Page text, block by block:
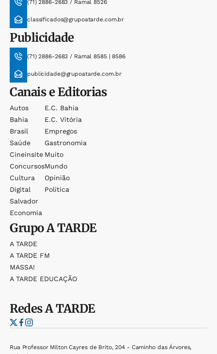
(71) 2886-2683 / Ramal 8526
classificados@grupoatarde.com.br
Publicidade
(71) 2886-2683 / Ramal 8585 | 8586
publicidade@grupoatarde.com.br
Canais e Editorias
Autos
Bahia
Brasil
Saúde
Cineinsite
Concursos
Cultura
Digital
Salvador
Economia
E.c. Bahia
E.c. Vitória
Empregos
Gastronomia
Muito
Mundo
Opinião
Política
GrupoA TARDE
A TARDE
A TARDE FM
MASSA!
A TARDE EDUCAÇÃO
RedesA TARDE
Rua Professor Milton Cayres de Brito, 204 - Caminho das Árvores,